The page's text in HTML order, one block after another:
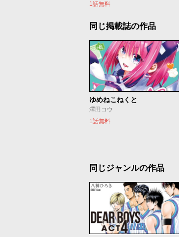
1話無料
同じ掲載誌の作品
ゆめねこねくと
澤田コウ
1話無料
同じジャンルの作品